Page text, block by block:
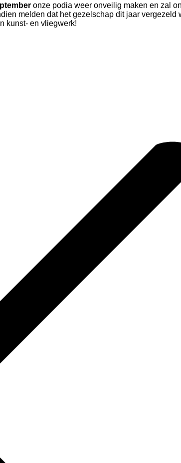
onze podia weer onveilig maken en zal
melden dat het gezelschap dit jaar
kunst- en vliegwerk!